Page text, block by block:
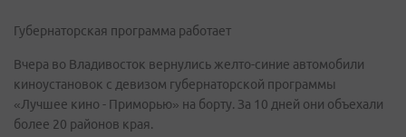
Губернаторская программа работает
Вчера во Владивосток вернулись желто-синие автомобили
киноустановок с девизом губернаторской программы
«Лучшее кино - Приморью» на борту. За 10 дней они объехали
более 20 районов края.